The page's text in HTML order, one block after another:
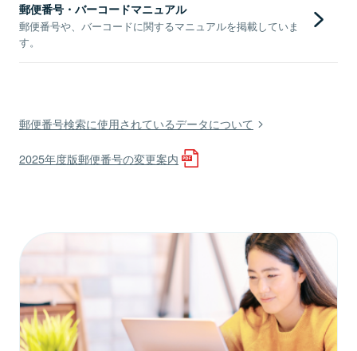
郵便番号・バーコードマニュアル
郵便番号や、バーコードに関するマニュアルを掲載していま
す。
郵便番号検索に使用されているデータについて
2025年度版郵便番号の変更案内